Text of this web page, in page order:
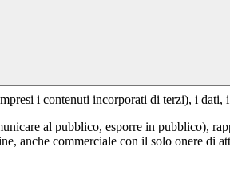
i contenuti incorporati di terzi), i
al pubblico, esporre in pubblico),
anche commerciale con il solo onere di